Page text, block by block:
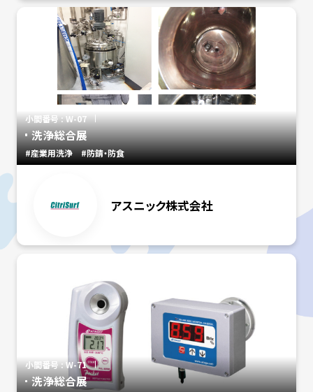
小間番号 : W-07
洗浄総合展
#産業用洗浄 #防錆・防食
アスニック株式会社
小間番号 : W-71
洗浄総合展